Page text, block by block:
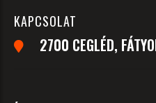
KAPCSOLAT
2700 CEGLÉD,